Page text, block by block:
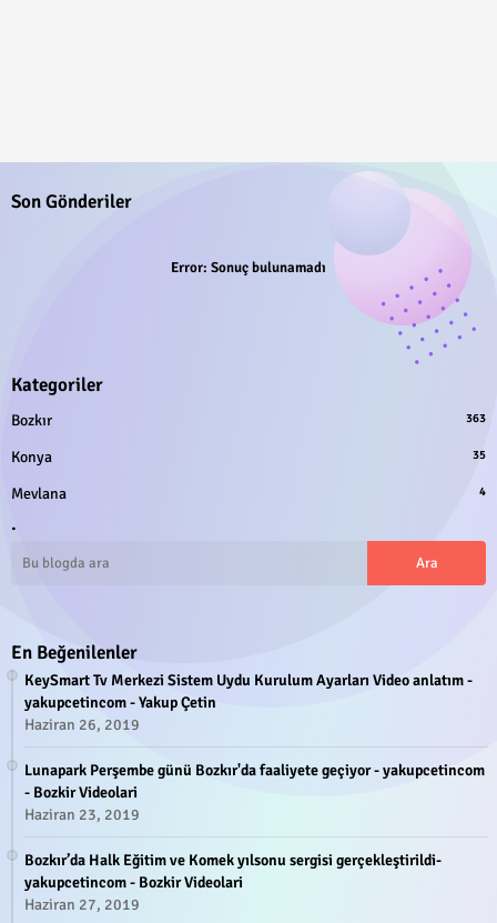
Son Gönderiler
Error: Sonuç bulunamadı
Kategoriler
Bozkır 363
Konya 35
Mevlana 4
.
En Beğenilenler
KeySmart Tv Merkezi Sistem Uydu Kurulum Ayarları Video anlatım -
yakupcetincom - Yakup Çetin
Haziran 26, 2019
Lunapark Perşembe günü Bozkır'da faaliyete geçiyor - yakupcetincom
- Bozkir Videolari
Haziran 23, 2019
Bozkır’da Halk Eğitim ve Komek yılsonu sergisi gerçekleştirildi-
yakupcetincom - Bozkir Videolari
Haziran 27, 2019